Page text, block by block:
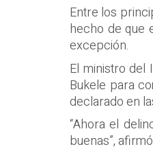
Entre los
hecho de que
excepción.
El ministro del
Bukele para
declarado en
“Ahora el
buenas”,